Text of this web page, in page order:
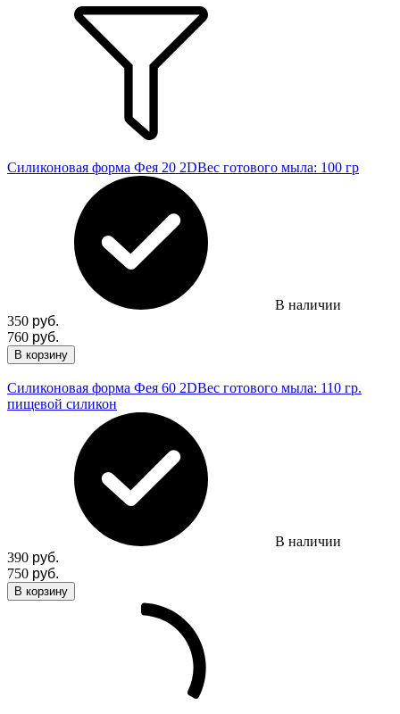
Силиконовая форма Фея 20 2DВес готового мыла: 100 гр
В наличии
350 руб.
760 руб.
В корзину
Силиконовая форма Фея 60 2DВес готового мыла: 110 гр.
пищевой силикон
В наличии
390 руб.
750 руб.
В корзину